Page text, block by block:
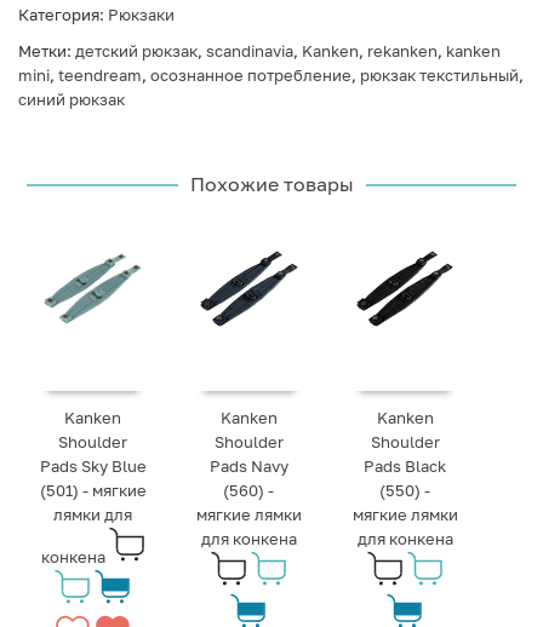
Категория: Рюкзаки
Метки: детский рюкзак, scandinavia, Kanken, rekanken, kanken
mini, teendream, осознанное потребление, рюкзак текстильный,
синий рюкзак
Похожие товары
Kanken
Shoulder
Pads Sky Blue
(501) - мягкие
лямки для
конкена
Kanken
Shoulder
Pads Navy
(560) -
мягкие лямки
для конкена
Kanken
Shoulder
Pads Black
(550) -
мягкие лямки
для конкена